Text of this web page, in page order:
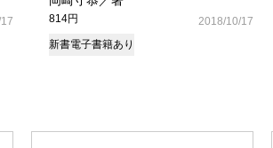
814円
2018/10/17
新書電子書籍あり